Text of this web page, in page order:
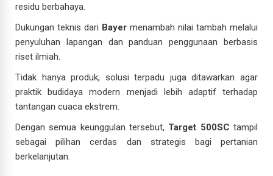
residu berbahaya.
Dukungan teknis dari Bayer menambah nilai tambah melalui
penyuluhan lapangan dan panduan penggunaan berbasis
riset ilmiah.
Tidak hanya produk, solusi terpadu juga ditawarkan agar
praktik budidaya modern menjadi lebih adaptif terhadap
tantangan cuaca ekstrem.
Dengan semua keunggulan tersebut, Target 500SC tampil
sebagai pilihan cerdas dan strategis bagi pertanian
berkelanjutan.